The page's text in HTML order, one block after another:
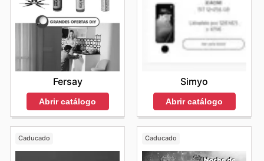
Fersay
Abrir catálogo
Simyo
Abrir catálogo
Caducado Caducado